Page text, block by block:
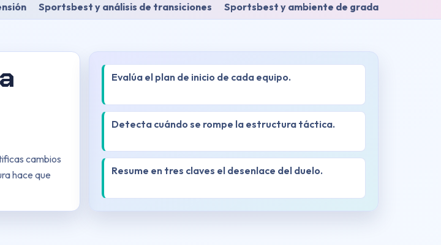
Sportsbest y análisis de transiciones Sportsbest y ambiente de grada
cambios
hace que
Evalúa el plan de inicio de cada equipo.
Detecta cuándo se rompe la estructura táctica.
Resume en tres claves el desenlace del duelo.